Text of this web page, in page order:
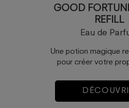
GOOD
REFILL
Eau de
Une potion magique
pour créer votre